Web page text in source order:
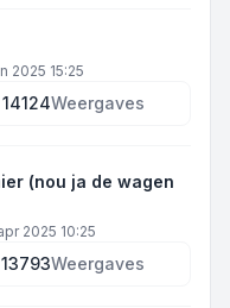
2025 15:25
14124Weergaves
(nou ja de wagen
2025 10:25
13793Weergaves